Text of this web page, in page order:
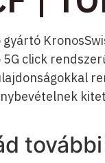
click